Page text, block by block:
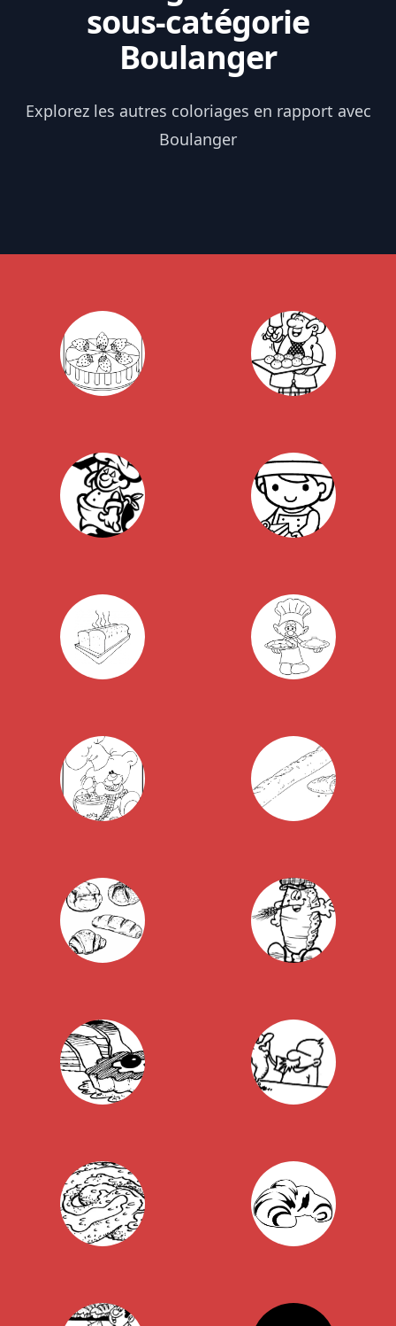
sous-catégorie
Boulanger
Explorez les autres coloriages en rapport avec
Boulanger